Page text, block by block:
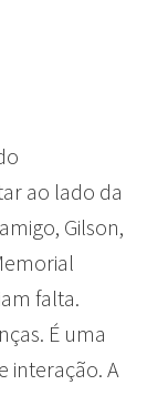
ao lado da
Gilson,
falta.
É uma
interação. A